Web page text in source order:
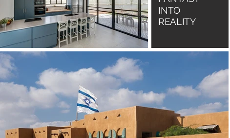
INTO
REALITY